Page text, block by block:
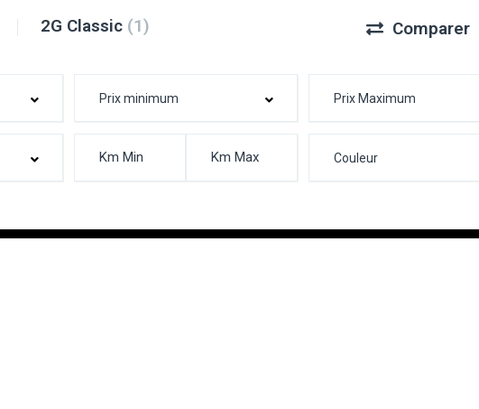
2G Classic (1) Comparer